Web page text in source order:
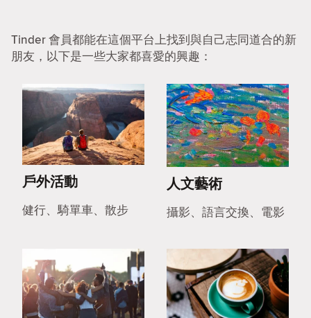
Tinder 會員都能在這個平台上找到與自己志同道合的新
朋友，以下是一些大家都喜愛的興趣：
戶外活動
健行、騎單車、散步
人文藝術
攝影、語言交換、電影